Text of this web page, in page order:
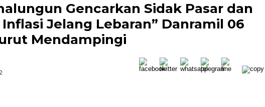
Gencarkan Sidak Pasar dan
Jelang Lebaran” Danramil 06
Mendampingi